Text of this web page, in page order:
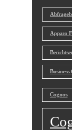
Apparo
Business
Cognos